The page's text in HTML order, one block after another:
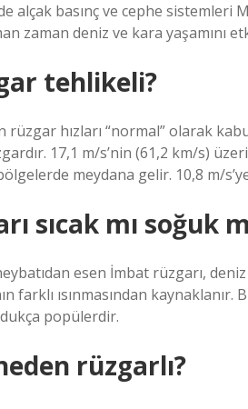
alçak basınç ve cephe sistemleri
zaman deniz ve kara yaşamını
tehlikeli?
rüzgar hızları “normal” olarak
17,1 m/s’nin (61,2 km/s)
meydana gelir. 10,8 m/
sıcak mı soğuk
esen İmbat rüzgarı,
farklı ısınmasından
popülerdir.
rüzgarlı?